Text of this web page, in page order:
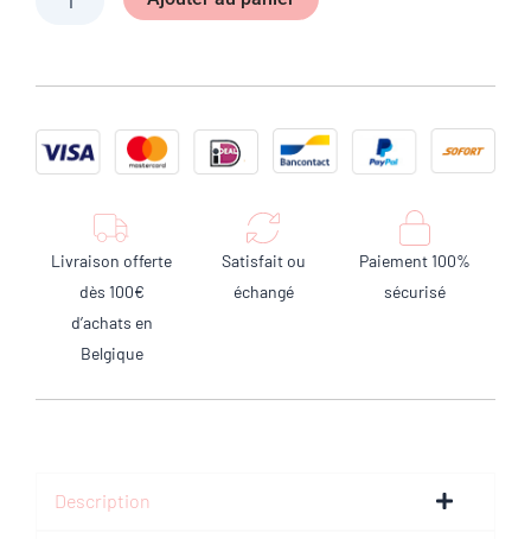
Livraison offerte
dès 100€
d’achats en
Belgique
Satisfait ou
échangé
Paiement 100%
sécurisé
Description